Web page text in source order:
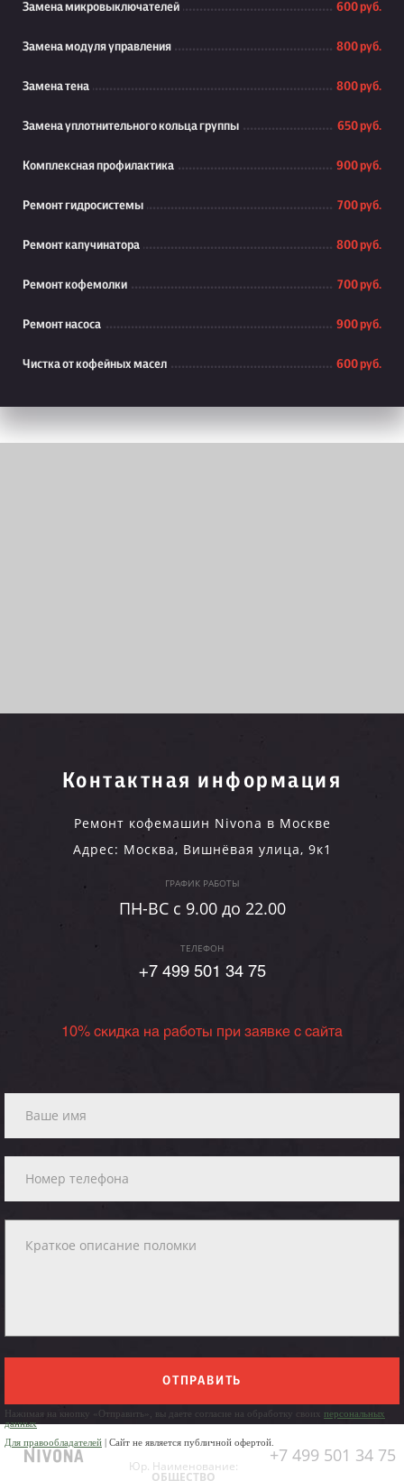
Замена микровыключателей 600 руб.
Замена модуля управления 800 руб.
Замена тена 800 руб.
Замена уплотнительного кольца группы 650 руб.
Комплексная профилактика 900 руб.
Ремонт гидросистемы 700 руб.
Ремонт капучинатора 800 руб.
Ремонт кофемолки 700 руб.
Ремонт насоса 900 руб.
Чистка от кофейных масел 600 руб.
Контактная информация
Ремонт кофемашин Nivona в Москве
Адрес: Москва, Вишнёвая улица, 9к1
ГРАФИК РАБОТЫ
ПН-ВC c 9.00 до 22.00
ТЕЛЕФОН
+7 499 501 34 75
10% скидка на работы при заявке с сайта
ОТПРАВИТЬ
Нажимая на кнопку «Отправить», вы даете согласие на обработку своих персональных
данных
Для правообладателей | Сайт не является публичной офертой.
+7 499 501 34 75
Юр. Наименование:
ОБЩЕСТВО